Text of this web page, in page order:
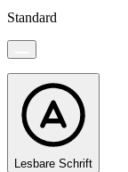
Standard
Lesbare Schrift